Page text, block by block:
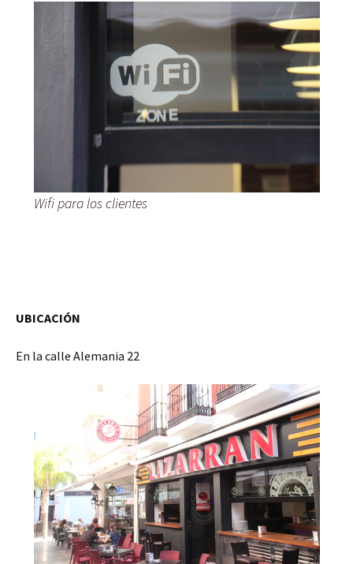
Wifi para los clientes
UBICACIÓN
En la calle Alemania 22